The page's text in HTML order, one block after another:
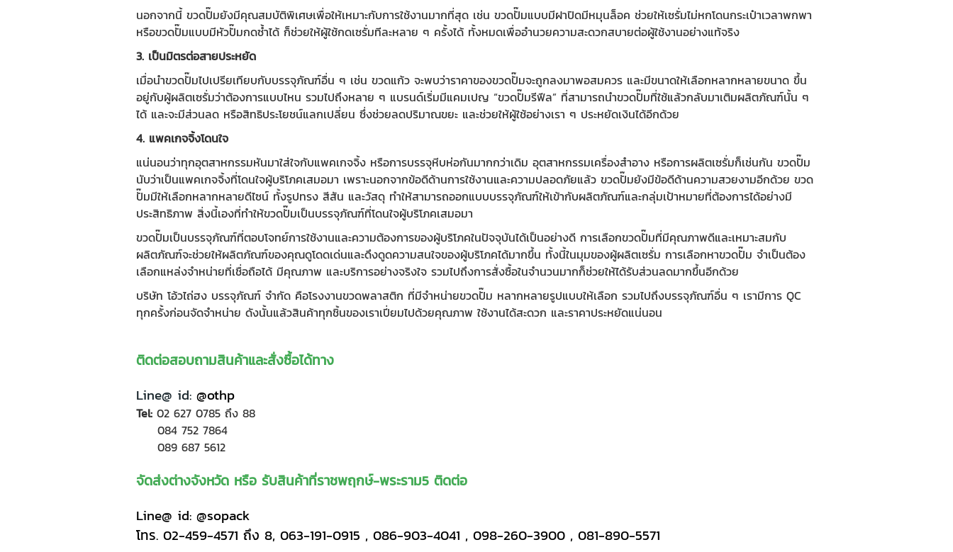
นอกจากนี้ ขวดปั๊มยังมีคุณสมบัติพิเศษเพื่อให้เหมาะกับการใช้งานมากที่สุด เช่น ขวดปั๊มแบบมีฝาปิดมีหมุนล็อค ช่วยให้เซรั่มไม่หกโดนกระเป๋าเวลาพกพา
หรือขวดปั๊มแบบมีหัวปั๊มกดซ้ำได้ ก็ช่วยให้ผู้ใช้กดเซรั่มทีละหลาย ๆ ครั้งได้ ทั้งหมดเพื่ออำนวยความสะดวกสบายต่อผู้ใช้งานอย่างแท้จริง
3. เป็นมิตรต่อสายประหยัด
เมื่อนำขวดปั๊มไปเปรียเทียบกับบรรจุภัณฑ์อื่น ๆ เช่น ขวดแก้ว จะพบว่าราคาของขวดปั๊มจะถูกลงมาพอสมควร และมีขนาดให้เลือกหลากหลายขนาด ขึ้น
อยู่กับผู้ผลิตเซรั่มว่าต้องการแบบไหน รวมไปถึงหลาย ๆ แบรนด์เริ่มมีแคมเปญ “ขวดปั๊มรีฟีล” ที่สามารถนำขวดปั๊มที่ใช้แล้วกลับมาเติมผลิตภัณฑ์นั้น ๆ
ได้ และจะมีส่วนลด หรือสิทธิประโยชน์แลกเปลี่ยน ซึ่งช่วยลดปริมาณขยะ และช่วยให้ผู้ใช้อย่างเรา ๆ ประหยัดเงินได้อีกด้วย
4. แพคเกจจิ้งโดนใจ
แน่นอนว่าทุกอุตสาหกรรมหันมาใส่ใจกับแพคเกจจิ้ง หรือการบรรจุหีบห่อกันมากกว่าเดิม อุตสาหกรรมเครื่องสำอาง หรือการผลิตเซรั่มก็เช่นกัน ขวดปั๊ม
นับว่าเป็นแพคเกจจิ้งที่โดนใจผู้บริโภคเสมอมา เพราะนอกจากข้อดีด้านการใช้งานและความปลอดภัยแล้ว ขวดปั๊มยังมีข้อดีด้านความสวยงามอีกด้วย ขวด
ปั๊มมีให้เลือกหลากหลายดีไซน์ ทั้งรูปทรง สีสัน และวัสดุ ทำให้สามารถออกแบบบรรจุภัณฑ์ให้เข้ากับผลิตภัณฑ์และกลุ่มเป้าหมายที่ต้องการได้อย่างมี
ประสิทธิภาพ สิ่งนี้เองที่ทำให้ขวดปั๊มเป็นบรรจุภัณฑ์ที่โดนใจผู้บริโภคเสมอมา
ขวดปั๊มเป็นบรรจุภัณฑ์ที่ตอบโจทย์การใช้งานและความต้องการของผู้บริโภคในปัจจุบันได้เป็นอย่างดี การเลือกขวดปั๊มที่มีคุณภาพดีและเหมาะสมกับ
ผลิตภัณฑ์จะช่วยให้ผลิตภัณฑ์ของคุณดูโดดเด่นและดึงดูดความสนใจของผู้บริโภคได้มากขึ้น ทั้งนี้ในมุมของผู้ผลิตเซรั่ม การเลือกหาขวดปั๊ม จำเป็นต้อง
เลือกแหล่งจำหน่ายที่เชื่อถือได้ มีคุณภาพ และบริการอย่างจริงใจ รวมไปถึงการสั่งซื้อในจำนวนมากก็ช่วยให้ได้รับส่วนลดมากขึ้นอีกด้วย
บริษัท โอ้วไถ่ฮง บรรจุภัณฑ์ จำกัด คือโรงงานขวดพลาสติก ที่มีจำหน่ายขวดปั๊ม หลากหลายรูปแบบให้เลือก รวมไปถึงบรรจุภัณฑ์อื่น ๆ เรามีการ QC
ทุกครั้งก่อนจัดจำหน่าย ดังนั้นแล้วสินค้าทุกชิ้นของเราเปี่ยมไปด้วยคุณภาพ ใช้งานได้สะดวก และราคาประหยัดแน่นอน
ติดต่อสอบถามสินค้าและสั่งซื้อได้ทาง
Line@ id: @othp
Tel: 02 627 0785 ถึง 88
084 752 7864
089 687 5612
จัดส่งต่างจังหวัด หรือ รับสินค้าที่ราชพฤกษ์-พระราม5 ติดต่อ
Line@ id: @sopack
โทร. 02-459-4571 ถึง 8, 063-191-0915 , 086-903-4041 , 098-260-3900 , 081-890-5571